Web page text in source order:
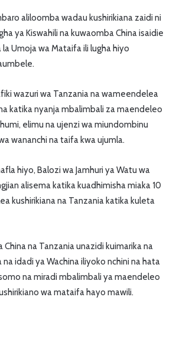
aliloomba wadau kushirikiana zaidi ni
ya Kiswahili na kuwaomba China isaidie
Umoja wa Mataifa ili lugha hiyo
wazuri wa Tanzania na wameendelea
katika nyanja mbalimbali za maendeleo
elimu na ujenzi wa miundombinu
wananchi na taifa kwa ujumla.
hiyo, Balozi wa Jamhuri ya Watu wa
alisema katika kuadhimisha miaka 10
kushirikiana na Tanzania katika kuleta
China na Tanzania unazidi kuimarika na
na idadi ya Wachina iliyoko nchini na hata
na miradi mbalimbali ya maendeleo
wa mataifa hayo mawili.